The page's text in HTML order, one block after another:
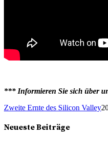
*** Informieren Sie sich über
Zweite Ernte des Silicon Valley
Neueste Beiträge